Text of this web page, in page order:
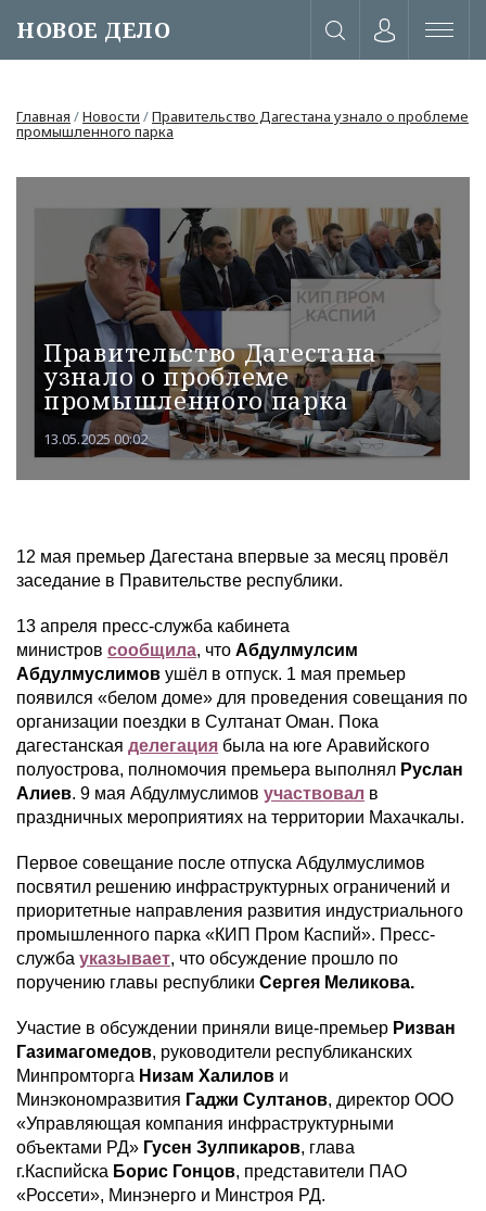
НОВОЕ ДЕЛО
или через соц. сети
Главная /Новости /Правительство Дагестана узнало о проблеме
промышленного парка
Правительство Дагестана
узнало о проблеме
промышленного парка
13.05.2025 00:02
12 мая премьер Дагестана впервые за месяц провёл
заседание в Правительстве республики.
13 апреля пресс-служба кабинета
министров сообщила, что Абдулмулсим
Абдулмуслимов ушёл в отпуск. 1 мая премьер
появился «белом доме» для проведения совещания по
организации поездки в Султанат Оман. Пока
дагестанская делегация была на юге Аравийского
полуострова, полномочия премьера выполнял Руслан
Алиев. 9 мая Абдулмуслимов участвовал в
праздничных мероприятиях на территории Махачкалы.
Первое совещание после отпуска Абдулмуслимов
посвятил решению инфраструктурных ограничений и
приоритетные направления развития индустриального
промышленного парка «КИП Пром Каспий». Пресс-
служба указывает, что обсуждение прошло по
поручению главы республики Сергея Меликова.
Участие в обсуждении приняли вице-премьер Ризван
Газимагомедов, руководители республиканских
Минпромторга Низам Халилов и
Минэкономразвития Гаджи Султанов, директор ООО
«Управляющая компания инфраструктурными
объектами РД» Гусен Зулпикаров, глава
г.Каспийска Борис Гонцов, представители ПАО
«Россети», Минэнерго и Минстроя РД.